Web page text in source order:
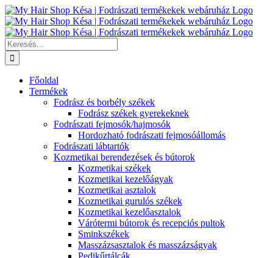
Kihagyás
Keresés...
Főoldal
Termékek
Fodrász és borbély székek
Fodrász székek gyerekeknek
Fodrászati fejmosók/hajmosók
Hordozható fodrászati fejmosóállomás
Fodrászati lábtartók
Kozmetikai berendezések és bútorok
Kozmetikai székek
Kozmetikai kezelőágyak
Kozmetikai asztalok
Kozmetikai gurulós székek
Kozmetikai kezelőasztalok
Várótermi bútorok és recepciós pultok
Sminkszékek
Masszázsasztalok és masszázságyak
Pedikűrtálcák